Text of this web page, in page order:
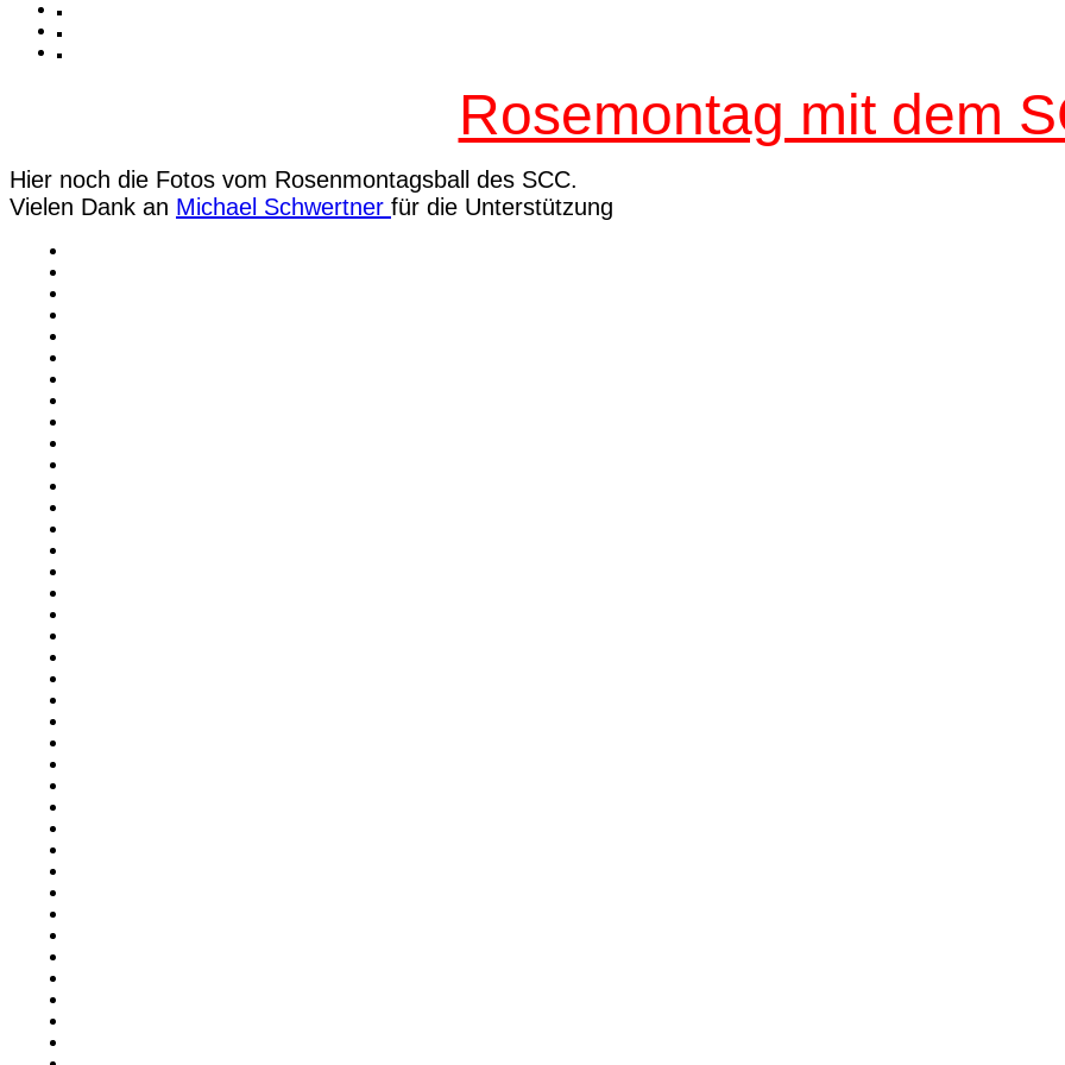
Rosemontag mit dem
Hier noch die Fotos vom Rosenmontagsball des SCC.
Vielen Dank an Michael Schwertner für die Unterstützung